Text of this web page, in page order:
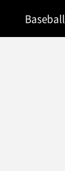
Baseball